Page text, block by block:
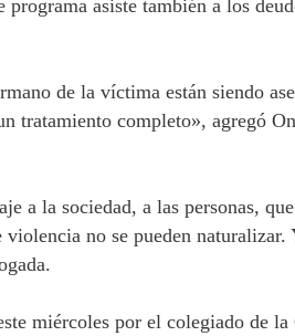
programa asiste también a los
de la víctima están siendo
tratamiento completo», agregó
a la sociedad, a las personas,
violencia no se pueden
miércoles por el colegiado de